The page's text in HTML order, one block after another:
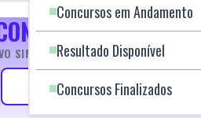
Concursos em Andamento
Resultado Disponível
Concursos Finalizados
S.A - GHC
SIMPLIFICADO
VER PUBLICAÇÕES 15